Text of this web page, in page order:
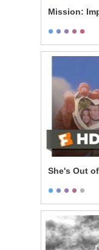
Mission:
She's Out